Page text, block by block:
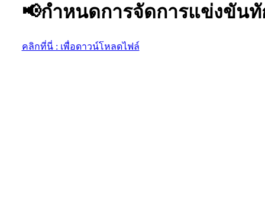
📢กำหนดการจัดการแข่งขัน
คลิกที่นี่ : เพื่อดาวน์โหลดไฟล์